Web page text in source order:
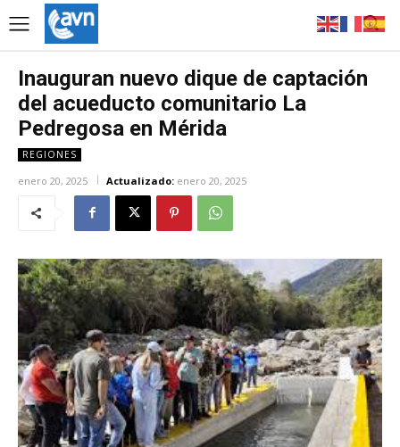
Inauguran nuevo dique de captación
del acueducto comunitario La
Pedregosa en Mérida
REGIONES
enero 20, 2025 Actualizado: enero 20, 2025